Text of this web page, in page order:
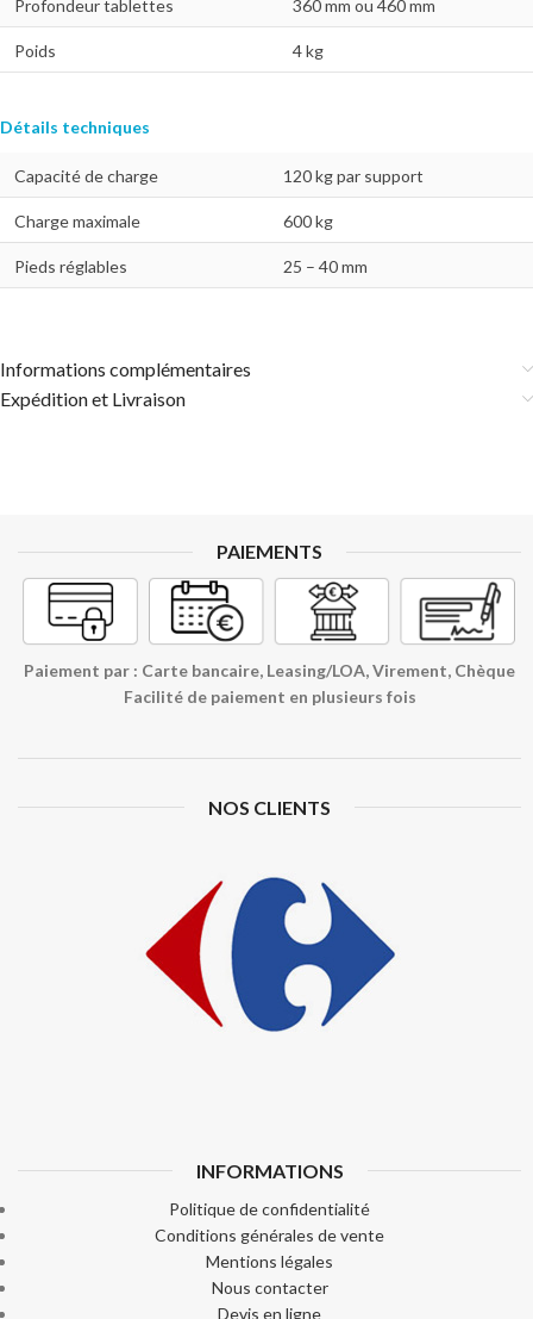
Profondeur tablettes 360 mm ou 460 mm
Poids 4 kg
Détails techniques
Capacité de charge 120 kg par support
Charge maximale 600 kg
Pieds réglables 25 – 40 mm
Informations complémentaires
Expédition et Livraison
PAIEMENTS
Paiement par : Carte bancaire, Leasing/LOA, Virement, Chèque
Facilité de paiement en plusieurs fois
NOS CLIENTS
INFORMATIONS
Politique de confidentialité
Conditions générales de vente
Mentions légales
Nous contacter
Devis en ligne